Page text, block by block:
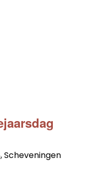
Scheveningen